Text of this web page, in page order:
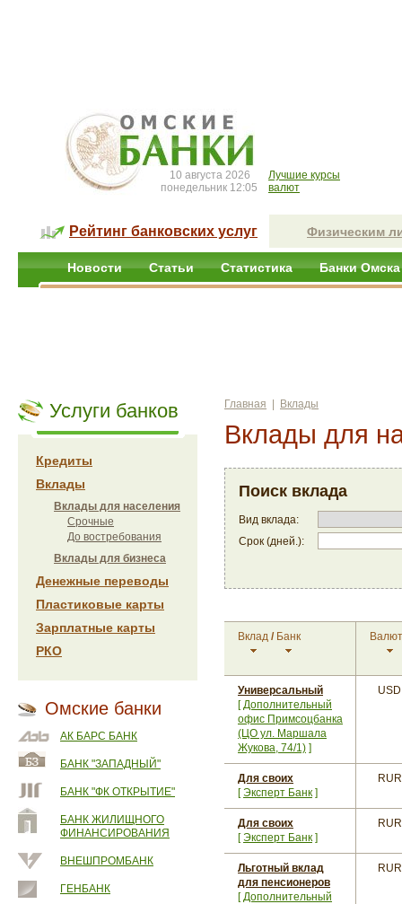
10 августа 2026
понедельник 12:05
Лучшие курсы
валют
Рейтинг банковских услуг Физическим
Новости Статьи Статистика Банки Омска
Услуги банков
Кредиты
Вклады
Вклады для населения
Срочные
До востребования
Вклады для бизнеса
Денежные переводы
Пластиковые карты
Зарплатные карты
РКО
Омские банки
АК БАРС БАНК
БАНК "ЗАПАДНЫЙ"
БАНК "ФК ОТКРЫТИЕ"
БАНК ЖИЛИЩНОГО
ФИНАНСИРОВАНИЯ
ВНЕШПРОМБАНК
ГЕНБАНК
Главная Вклады
Вклады для
Поиск вклада
Вид вклада:
Срок (дней.):
Вклад / Банк
Универсальный
[Дополнительный
офис Примсоцбанка
(ЦО ул. Маршала
Жукова, 74/1) ]
USD
Для своих
[Эксперт Банк ]
RUR
Для своих
[Эксперт Банк ]
RUR
Льготный вклад
для пенсионеров
[Дополнительный
RUR